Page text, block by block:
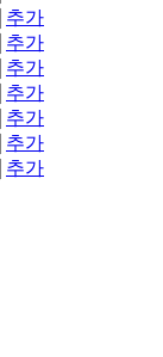
추가
추가
추가
추가
추가
추가
추가